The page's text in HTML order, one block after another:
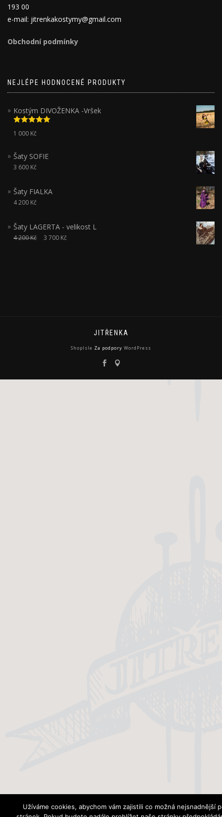
193 00
e-mail: jitrenkakostymy@gmail.com
Obchodní podmínky
NEJLÉPE HODNOCENÉ PRODUKTY
Kostým DIVOŽENKA -Vršek
Hodnocení
5.00z 5
1 000 Kč
Šaty SOFIE
3 600 Kč
Šaty FIALKA
4 200 Kč
Šaty LAGERTA - velikost L
4 200Kč 3 700 Kč
JITŘENKA
ShopIsle Za podpory WordPress
Užíváme cookies, abychom vám zajistili co možná nejsnadnější